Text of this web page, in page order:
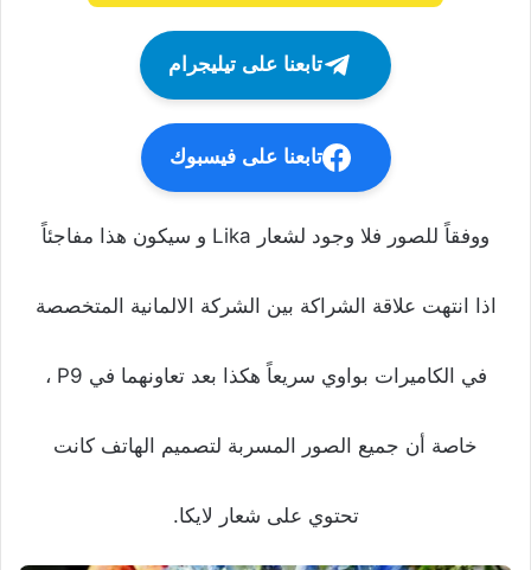
تابعنا على تيليجرام
تابعنا على فيسبوك
ووفقاً للصور فلا وجود لشعار Lika و سيكون هذا مفاجئاً
اذا انتهت علاقة الشراكة بين الشركة الالمانية المتخصصة
في الكاميرات بواوي سريعاً هكذا بعد تعاونهما في P9 ،
خاصة أن جميع الصور المسربة لتصميم الهاتف كانت
تحتوي على شعار لايكا.